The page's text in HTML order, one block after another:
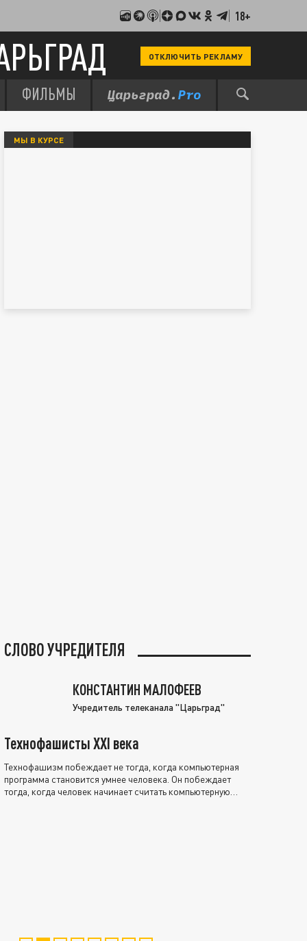
18+
ОТКЛЮЧИТЬ РЕКЛАМУ
ФИЛЬМЫ
МЫ В КУРСЕ
СЛОВО УЧРЕДИТЕЛЯ
КОНСТАНТИН МАЛОФЕЕВ
Учредитель телеканала "Царьград"
Технофашисты XXI века
Технофашизм побеждает не тогда, когда компьютерная
программа становится умнее человека. Он побеждает
тогда, когда человек начинает считать компьютерную